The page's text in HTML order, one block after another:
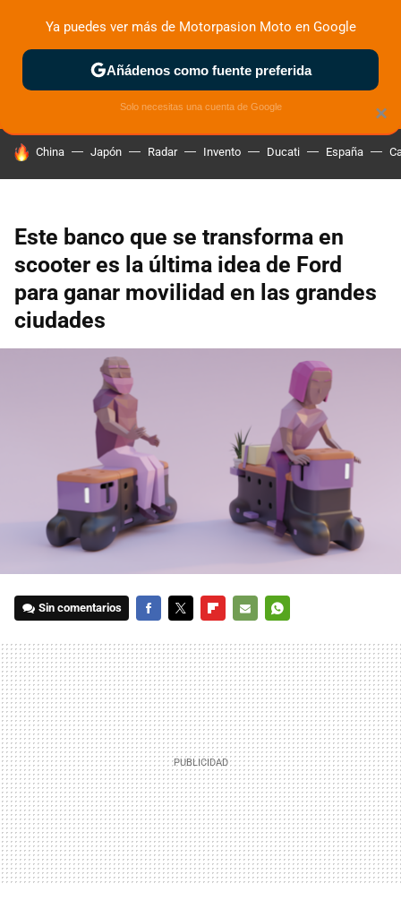
ZONA DE PRUEBAS DEPORTIVAS MOTOS ELÉCTRICAS
HOY SE HABLA DE
China Japón Radar Invento Ducati España
Este banco que se transforma en
scooter es la última idea de Ford
para ganar movilidad en las grandes
ciudades
Sin comentarios
MAIL
×
Ya puedes ver más de Motorpasion Moto en Google
Añádenos como fuente preferida
Solo necesitas una cuenta de Google